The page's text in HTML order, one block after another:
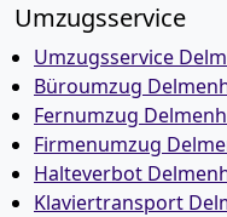
Umzugsservice
Umzugsservice
Büroumzug
Fernumzug
Firmenumzug
Halteverbot
Klaviertransport